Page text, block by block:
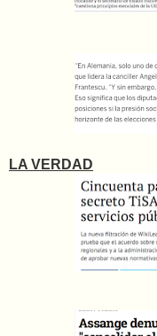
LA VERDAD